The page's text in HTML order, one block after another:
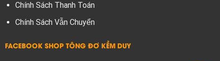
Chính Sách Thanh Toán
Chính Sách Vẫn Chuyển
FACEBOOK SHOP TÔNG ĐƠ KỀM DUY